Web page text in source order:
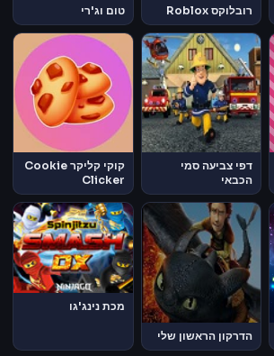
רובלוקס Roblox
טום וג'רי
דפי צביעה סמי
הכבאי
קוקי קליקר Cookie
Clicker
הדרקון הראשון שלי
מכת נינג'גו